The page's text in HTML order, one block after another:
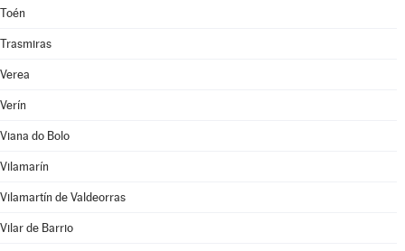
Toén
Trasmiras
Verea
Verín
Viana do Bolo
Vilamarín
Vilamartín de Valdeorras
Vilar de Barrio